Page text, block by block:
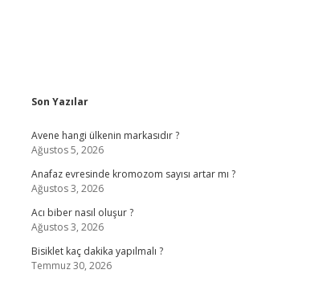
Sidebar
Son Yazılar
Avene hangi ülkenin markasıdır ?
Ağustos 5, 2026
Anafaz evresinde kromozom sayısı artar mı ?
Ağustos 3, 2026
Acı biber nasıl oluşur ?
Ağustos 3, 2026
Bisiklet kaç dakika yapılmalı ?
Temmuz 30, 2026